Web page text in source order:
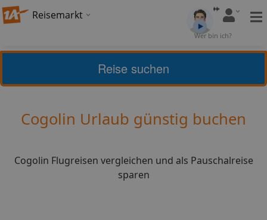
Reisemarkt
Wer bin ich?
Frankreich Cogolin
4,31(26) Bewerten
Cogolin Urlaub günstig buchen
Cogolin Flugreisen vergleichen und als Pauschalreise
sparen
Reise suchen